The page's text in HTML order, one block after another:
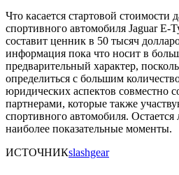
Что касается стартовой
спортивного автомобиля Jaguar E-
составит ценник в 50 тысяч
информация пока что носит в
предварительный характер,
определиться с большим
юридических аспектов совместно
партнерами, которые также
спортивного автомобиля.
наиболее показательные моменты.
ИСТОЧНИКslashgear